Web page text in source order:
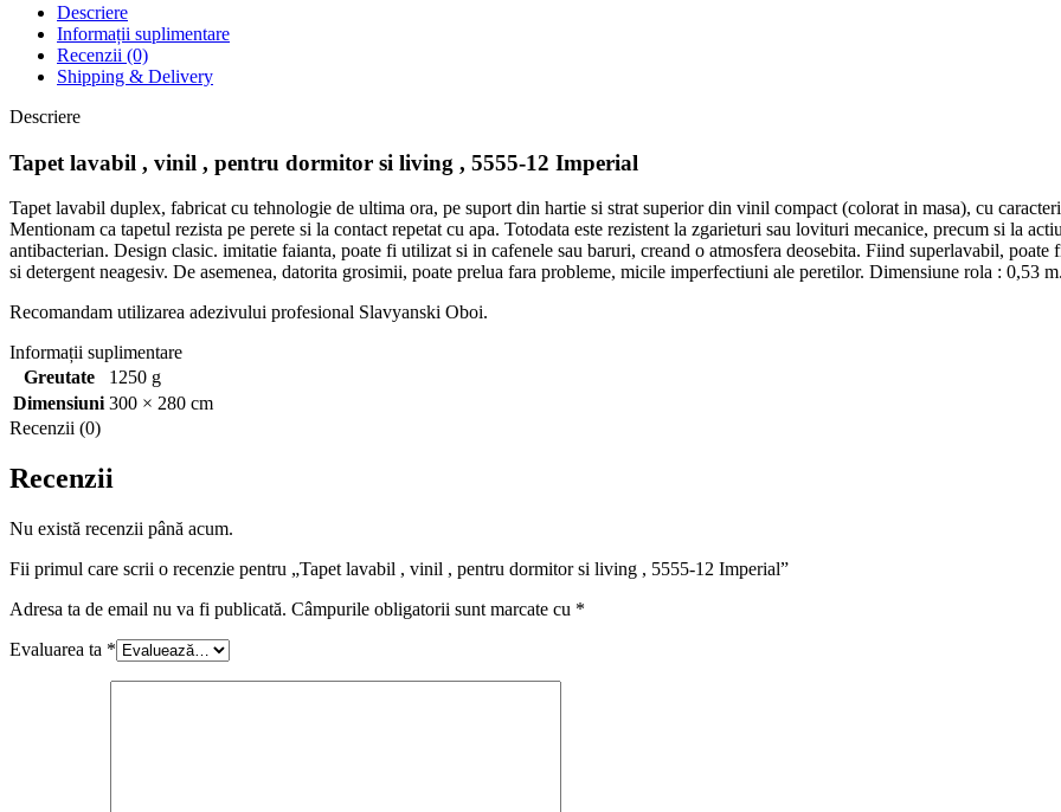
Descriere
Informații suplimentare
Recenzii (0)
Shipping & Delivery
Descriere
Tapet lavabil , vinil , pentru dormitor si living , 5555-12 Imperial
Tapet lavabil duplex, fabricat cu tehnologie de ultima ora, pe suport din hartie si strat superior din vinil compact (colorat in masa), cu
Mentionam ca tapetul rezista pe perete si la contact repetat cu apa. Totodata este rezistent la zgarieturi sau lovituri mecanice, precum si la
antibacterian. Design clasic. imitatie faianta, poate fi utilizat si in cafenele sau baruri, creand o atmosfera deosebita. Fiind superlavabil,
si detergent neagesiv. De asemenea, datorita grosimii, poate prelua fara probleme, micile imperfectiuni ale peretilor. Dimensiune rola : 0,53
Recomandam utilizarea adezivului profesional Slavyanski Oboi.
Informații suplimentare
Greutate
1250 g
Dimensiuni 300 × 280 cm
Recenzii (0)
Recenzii
Nu există recenzii până acum.
Fii primul care scrii o recenzie pentru „Tapet lavabil , vinil , pentru dormitor si living , 5555-12 Imperial”
Adresa ta de email nu va fi publicată. Câmpurile obligatorii sunt marcate cu *
Evaluarea ta *